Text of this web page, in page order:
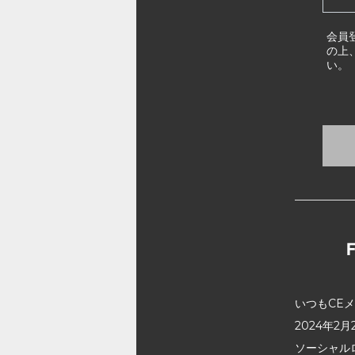
会員
の上
い。
いつもCE
2024年2月
ソーシャ